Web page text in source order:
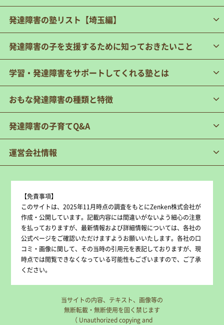
発達障害の塾リスト【埼玉編】
発達障害の子を支援するために知っておきたいこと
学習・発達障害をサポートしてくれる塾とは
おもな発達障害の種類と特徴
発達障害の子育てQ&A
運営会社情報
【免責事項】
このサイトは、2025年11月時点の調査をもとにZenken株式会社が
作成・公開しています。記載内容には間違いがないよう細心の注意
を払っておりますが、最新情報および詳細情報については、各社の
公式ページをご確認いただけますようお願いいたします。各社の口
コミ・画像に関して、その当時の引用元を表記しておりますが、現
時点では閲覧できなくなっている可能性もございますので、ご了承
ください。
当サイトの内容、テキスト、画像等の
無断転載・無断使用を固く禁じます
（ Unauthorized copying and